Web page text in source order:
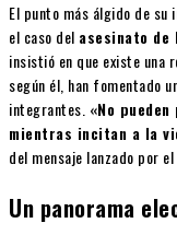
El punto más álgido de
el caso del asesinato de
insistió en que existe una
según él, han fomentado
integrantes. «No
mientras incitan a la
del mensaje lanzado por
Un panorama